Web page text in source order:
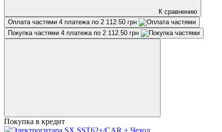
К сравнению
Оплата частями 4 платежа по 2 112.50 грн
Покупка частями 4 платежа по 2 112.50 грн
Покупка в кредит